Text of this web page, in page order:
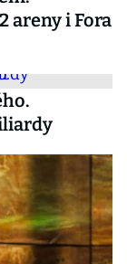
areny i Fora